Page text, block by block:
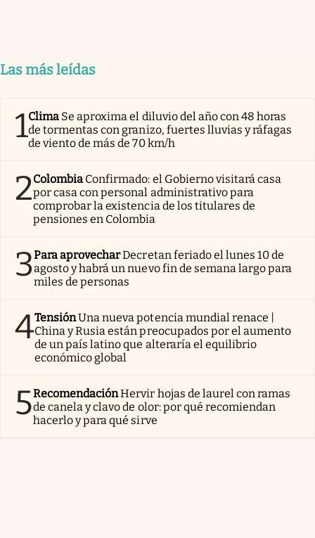
Las más leídas
1Clima Se aproxima el diluvio del año con 48 horas
de tormentas con granizo, fuertes lluvias y ráfagas
de viento de más de 70 km/h
2Colombia Confirmado: el Gobierno visitará casa
por casa con personal administrativo para
comprobar la existencia de los titulares de
pensiones en Colombia
3Para aprovecharDecretan feriado el lunes 10 de
agosto y habrá un nuevo fin de semana largo para
miles de personas
4TensiónUna nueva potencia mundial renace |
China y Rusia están preocupados por el aumento
de un país latino que alteraría el equilibrio
económico global
5RecomendaciónHervir hojas de laurel con ramas
de canela y clavo de olor: por qué recomiendan
hacerlo y para qué sirve